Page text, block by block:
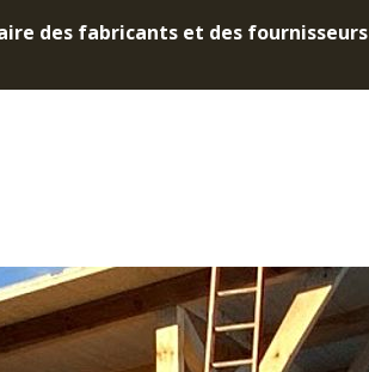
des fabricants et des fournisseurs